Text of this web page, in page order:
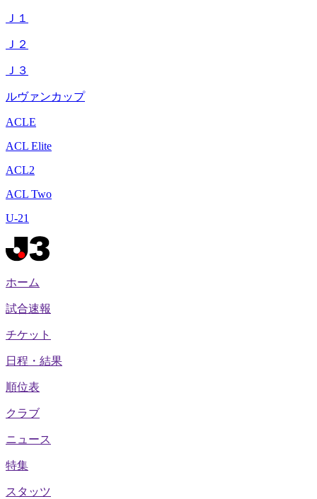
Ｊ１
Ｊ２
Ｊ３
ルヴァンカップ
ACLE
ACL Elite
ACL2
ACL Two
U-21
ホーム
試合速報
チケット
日程・結果
順位表
クラブ
ニュース
特集
スタッツ